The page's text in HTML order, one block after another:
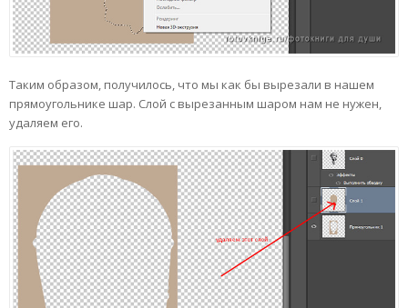
Таким образом, получилось, что мы как бы вырезали в нашем
прямоугольнике шар. Слой с вырезанным шаром нам не нужен,
удаляем его.